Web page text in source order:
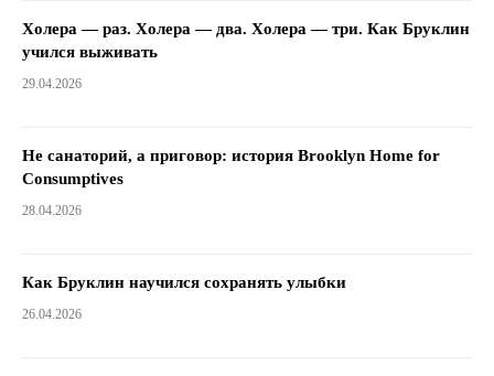
Холера — раз. Холера — два. Холера — три. Как Бруклин
учился выживать
29.04.2026
Не санаторий, а приговор: история Brooklyn Home for
Consumptives
28.04.2026
Как Бруклин научился сохранять улыбки
26.04.2026